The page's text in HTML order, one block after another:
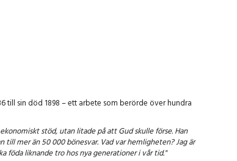
till sin död 1898 – ett arbete som berörde över hundra
stöd, utan litade på att Gud skulle förse. Han
mer än 50 000 bönesvar. Vad var hemligheten? Jag är
föda liknande tro hos nya generationer i vår tid."